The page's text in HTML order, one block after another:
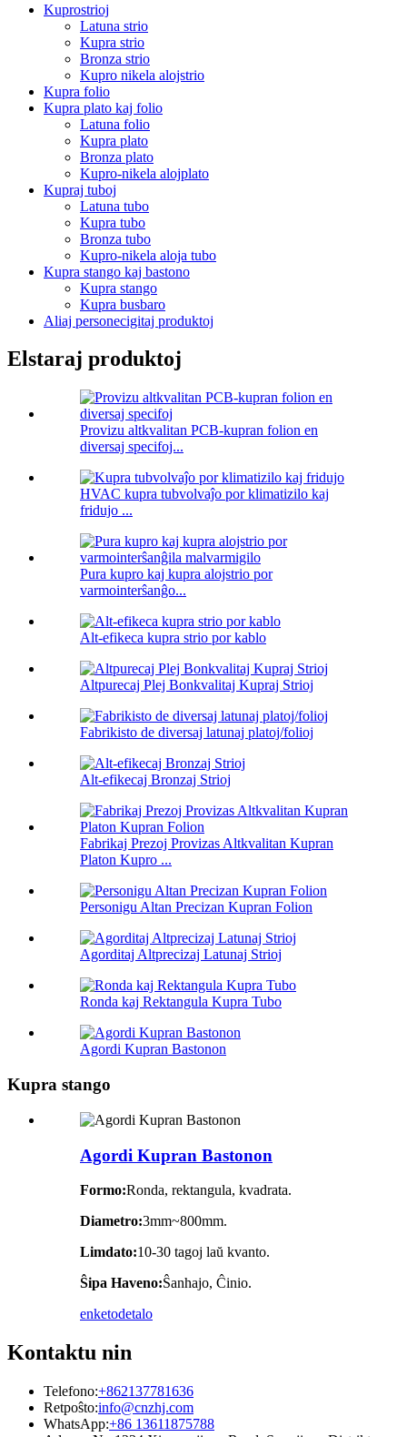
Kuprostrioj
Latuna strio
Kupra strio
Bronza strio
Kupro nikela alojstrio
Kupra folio
Kupra plato kaj folio
Latuna folio
Kupra plato
Bronza plato
Kupro-nikela alojplato
Kupraj tuboj
Latuna tubo
Kupra tubo
Bronza tubo
Kupro-nikela aloja tubo
Kupra stango kaj bastono
Kupra stango
Kupra busbaro
Aliaj personecigitaj produktoj
Elstaraj produktoj
Provizu altkvalitan PCB-kupran folion en
diversaj specifoj...
HVAC kupra tubvolvaĵo por klimatizilo kaj
fridujo ...
Pura kupro kaj kupra alojstrio por
varmointerŝanĝo...
Alt-efikeca kupra strio por kablo
Altpurecaj Plej Bonkvalitaj Kupraj Strioj
Fabrikisto de diversaj latunaj platoj/folioj
Alt-efikecaj Bronzaj Strioj
Fabrikaj Prezoj Provizas Altkvalitan Kupran
Platon Kupro ...
Personigu Altan Precizan Kupran Folion
Agorditaj Altprecizaj Latunaj Strioj
Ronda kaj Rektangula Kupra Tubo
Agordi Kupran Bastonon
Kupra stango
Agordi Kupran Bastonon
Formo:Ronda, rektangula, kvadrata.
Diametro:3mm~800mm.
Limdato:10-30 tagoj laŭ kvanto.
Ŝipa Haveno:Ŝanhajo, Ĉinio.
enketodetalo
Kontaktu nin
Telefono:+862137781636
Retpoŝto:info@cnzhj.com
WhatsApp:+86 13611875788